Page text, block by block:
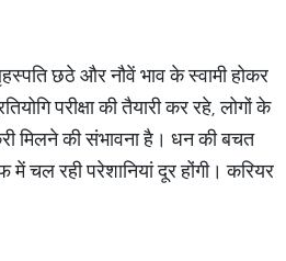
छठे और नौवें भाव के स्वामी होकर
परीक्षा की तैयारी कर रहे, लोगों के
मिलने की संभावना है। धन की बचत
चल रही परेशानियां दूर होंगी। करियर